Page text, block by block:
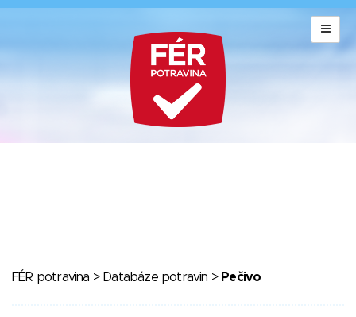
FÉR potravina > Databáze potravin > Pečivo